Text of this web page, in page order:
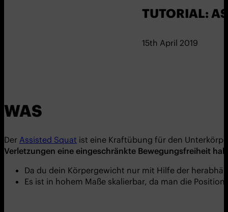
TUTORIAL:
15th April 2019
WAS
Der Assisted Squat ist eine Kraftübung für den
Verletzungen eine eingeschränkte Bewegungsfreiheit
Da du dein Körpergewicht nur mit Hilfe der
Es ist in hohem Maße skalierbar, da man die